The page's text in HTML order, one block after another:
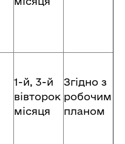
1-й, 3-й
вівторок
місяця
Згідно з
робочим
планом